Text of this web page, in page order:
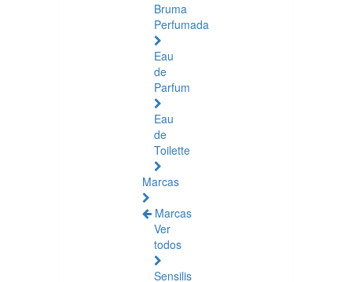
Bruma
Perfumada
Eau
de
Parfum
Eau
de
Toilette
Marcas
Marcas
Ver
todos
Sensilis